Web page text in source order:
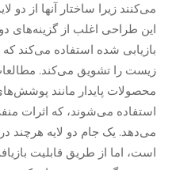
می‌کنند زیرا ساختار آنها از
این طراحی اغلب از گزینه‌های
بازیابی شده استفاده می‌کند
زیست را تشویق می‌کند.
محصولات پایدار مانند
استفاده می‌شوند، که اثرات
می‌دهد. یک جام دو لایه هرچند
است، اما از طریق قابلیت